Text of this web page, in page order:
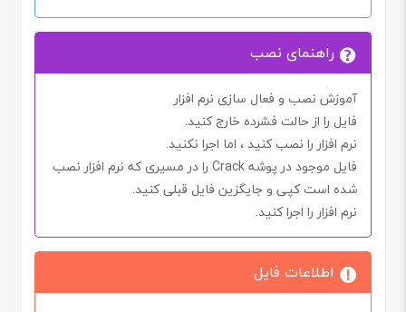
راهنمای نصب
آموزش نصب و فعال سازی نرم افزار
فایل را از حالت فشرده خارج کنید.
نرم افزار را نصب کنید ، اما اجرا نکنید.
فایل موجود در پوشهCrack را در مسیری که نرم افزار نصب
شده است کپی و جایگزین فایل قبلی کنید.
نرم افزار را اجرا کنید.
اطلاعات فایل